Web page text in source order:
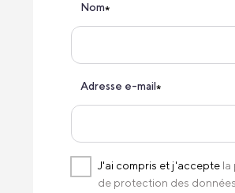
Nom*
Adresse e-mail*
J'ai compris et j'accepte la
de protection des données